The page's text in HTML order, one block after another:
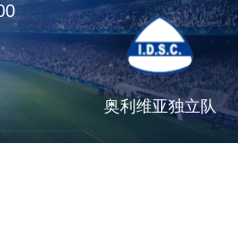
奥利维亚独立队